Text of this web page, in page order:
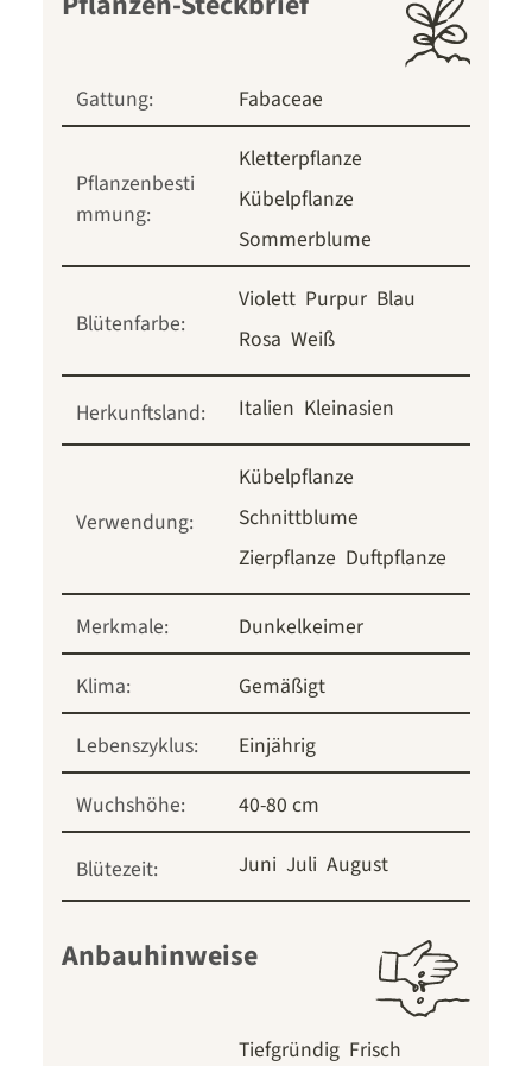
Gattung: Fabaceae
Pflanzenbesti
mmung:
Kletterpflanze
Kübelpflanze
Sommerblume
Blütenfarbe:
Violett Purpur Blau
Rosa Weiß
Herkunftsland: Italien Kleinasien
Verwendung:
Kübelpflanze
Schnittblume
Zierpflanze Duftpflanze
Merkmale:
Dunkelkeimer
Klima:
Gemäßigt
Lebenszyklus:
Einjährig
Wuchshöhe:
40-80 cm
Blütezeit: Juni Juli August
Anbauhinweise
Tiefgründig Frisch